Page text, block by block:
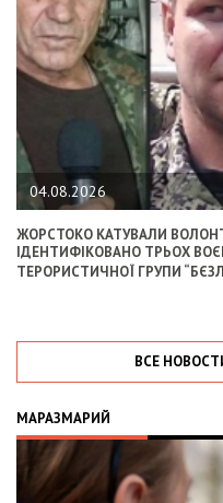
04.08.2026
ЖОРСТОКО КАТУВАЛИ
ІДЕНТИФІКОВАНО ТРЬОХ
ТЕРОРИСТИЧНОЇ ГРУПИ
ВСЕ
МАРАЗМАРИЙ